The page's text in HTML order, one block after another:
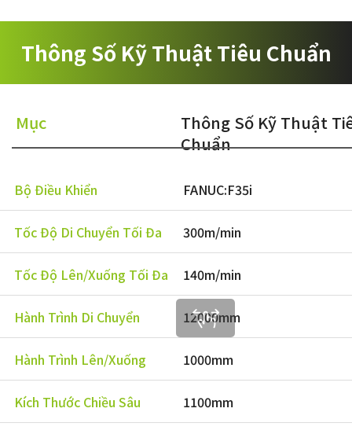
Thông Số Kỹ Thuật Tiêu Chuẩn
Chính
Mục
Thông Số Kỹ Thuật
Chuẩn
Bộ Điều Khiển FANUC:F35i
Tốc Độ Di Chuyển Tối Đa 300m/min
Tốc Độ Lên/Xuống Tối Đa 140m/min
Hành Trình Di Chuyển 12000mm
Hành Trình Lên/Xuống 1000mm
Kích Thước Chiều Sâu 1100mm